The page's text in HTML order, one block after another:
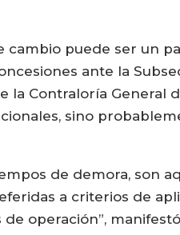
cambio puede ser un
ante la
Contraloría General
sino
de demora, son
a criterios de
operación”,